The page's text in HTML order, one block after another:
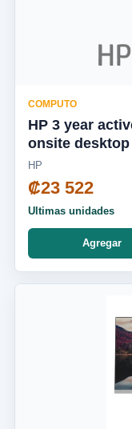
COMPUTO
HP 3 year
onsite
HP
₡23 522
Ultimas unidades
Agregar